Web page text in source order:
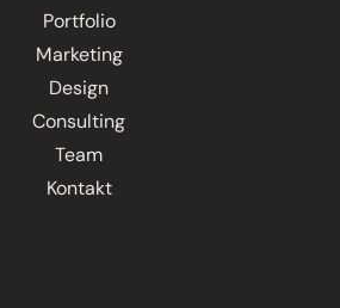
Portfolio
Marketing
Design
Consulting
Team
Kontakt